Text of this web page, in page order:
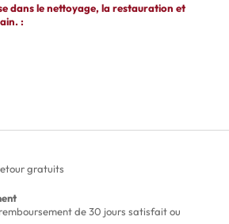
dans le nettoyage, la restauration et
:
gratuits
de 30 jours satisfait ou